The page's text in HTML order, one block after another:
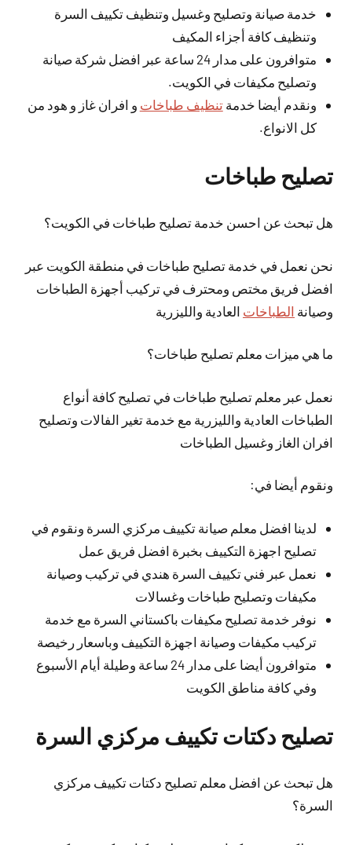
خدمة صيانة وتصليح وغسيل وتنظيف تكييف السرة
وتنظيف كافة أجزاء المكيف
متوافرون على مدار 24 ساعة عبر افضل شركة صيانة
وتصليح مكيفات في الكويت.
ونقدم أيضا خدمةتنظيف طباخات و افران غاز و هود من
كل الانواع.
تصليح طباخات
هل تبحث عن احسن خدمة تصليح طباخات في الكويت؟
نحن نعمل في خدمة تصليح طباخات في منطقة الكويت عبر
افضل فريق مختص ومحترف في تركيب أجهزة الطباخات
وصيانة الطباخات العادية والليزرية
ما هي ميزات معلم تصليح طباخات؟
نعمل عبر معلم تصليح طباخات في تصليح كافة أنواع
الطباخات العادية والليزرية مع خدمة تغير الفالات وتصليح
افران الغاز وغسيل الطباخات
ونقوم أيضا في:
لدينا افضل معلم صيانة تكييف مركزي السرة ونقوم في
تصليح اجهزة التكييف بخبرة افضل فريق عمل
نعمل عبر فني تكييف السرة هندي في تركيب وصيانة
مكيفات وتصليح طباخات وغسالات
نوفر خدمة تصليح مكيفات باكستاني السرة مع خدمة
تركيب مكيفات وصيانة اجهزة التكييف وباسعار رخيصة
متوافرون أيضا على مدار 24 ساعة وطيلة أيام الأسبوع
وفي كافة مناطق الكويت
تصليح دكتات تكييف مركزي السرة
هل تبحث عن افضل معلم تصليح دكتات تكييف مركزي
السرة؟